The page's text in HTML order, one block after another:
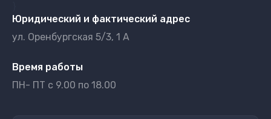
Юридический и фактический адрес
ул. Оренбургская 5/3, 1 А
Время работы
ПН- ПТ с 9.00 по 18.00